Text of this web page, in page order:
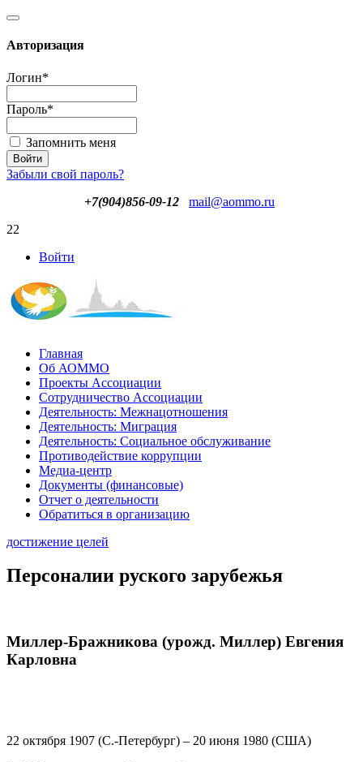
Авторизация
Логин*
Пароль*
Запомнить меня
Забыли свой пароль?
+7(904)856-09-12
mail@aommo.ru
22
Войти
Главная
Об АОММО
Проекты Ассоциации
Сотрудничество Ассоциации
Деятельность: Межнацотношения
Деятельность: Миграция
Деятельность: Социальное обслуживание
Противодействие коррупции
Медиа-центр
Документы (финансовые)
Отчет о деятельности
Обратиться в организацию
достижение целей
Персоналии руского зарубежья
Миллер-Бражникова (урожд. Миллер) Евгения
Карловна
22 октября 1907 (С.-Петербург) – 20 июня 1980 (США)